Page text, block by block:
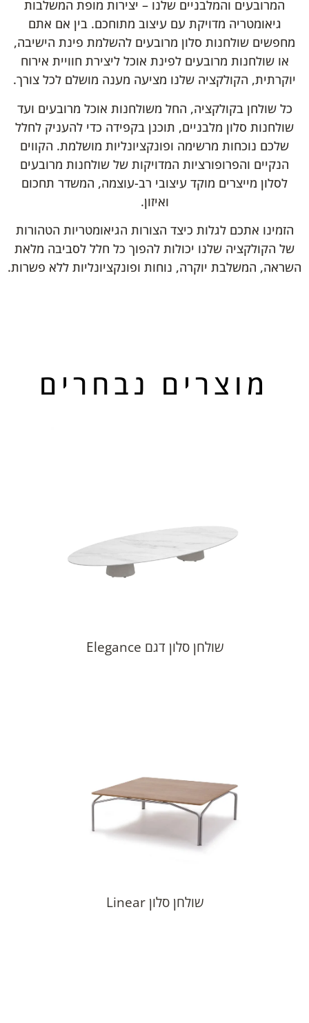
המרובעים והמלבניים שלנו – יצירות מופת המשלבות
גיאומטריה מדויקת עם עיצוב מתוחכם. בין אם אתם
מחפשים שולחנות סלון מרובעים להשלמת פינת הישיבה,
או שולחנות מרובעים לפינת אוכל ליצירת חוויית אירוח
יוקרתית, הקולקציה שלנו מציעה מענה מושלם לכל צורך.
כל שולחן בקולקציה, החל משולחנות אוכל מרובעים ועד
שולחנות סלון מלבניים, תוכנן בקפידה כדי להעניק לחלל
שלכם נוכחות מרשימה ופונקציונליות מושלמת. הקווים
הנקיים והפרופורציות המדויקות של שולחנות מרובעים
לסלון מייצרים מוקד עיצובי רב-עוצמה, המשדר תחכום
ואיזון.
הזמינו אתכם לגלות כיצד הצורות הגיאומטריות הטהורות
של הקולקציה שלנו יכולות להפוך כל חלל לסביבה מלאת
השראה, המשלבת יוקרה, נוחות ופונקציונליות ללא פשרות.
מוצרים נבחרים
שולחן סלון דגם Elegance
שולחן סלון Linear